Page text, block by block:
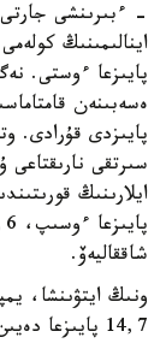
- ءبىرىنشى
پايىزعا ءوستى.
پايىزدى قۇرادى.
سىرتقى نارىقتاعى
شاققاليەۆ.
ونىڭ ايتۋىنشا،
14,7 پايىزعا دەيىن قىسقاردى.